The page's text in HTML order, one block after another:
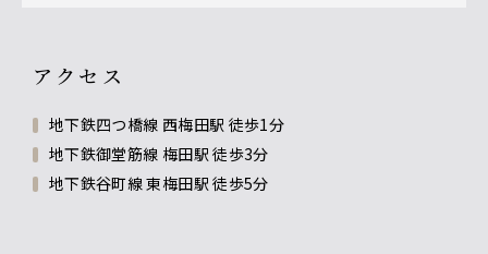
アクセス
地下鉄四つ橋線 西梅田駅 徒歩1分
地下鉄御堂筋線 梅田駅 徒歩3分
地下鉄谷町線 東梅田駅 徒歩5分